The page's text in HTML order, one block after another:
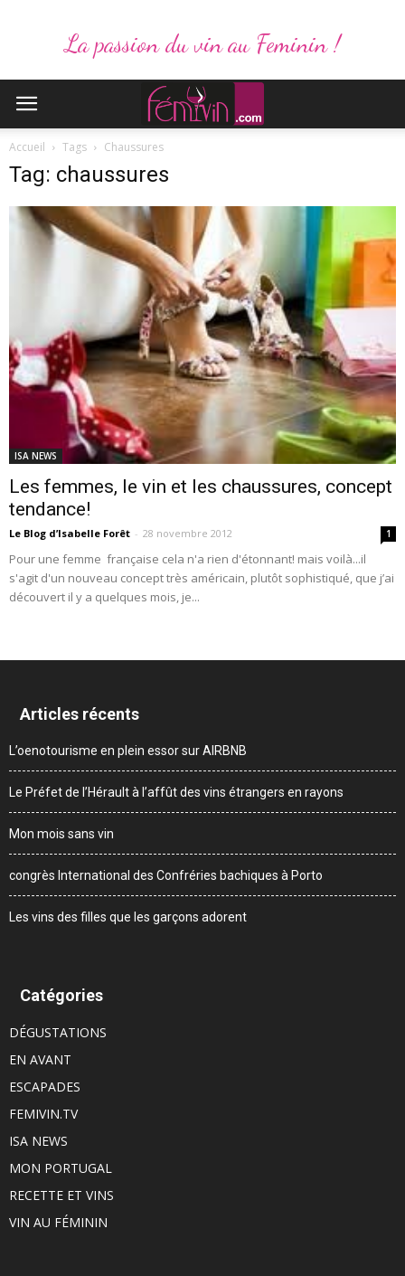
La passion du vin au Feminin !
Accueil Tags Chaussures
Tag: chaussures
ISA NEWS
Les femmes, le vin et les chaussures, concept
tendance!
Le Blog d’Isabelle Forêt - 28 novembre 2012 1
Pour une femme française cela n'a rien d'étonnant! mais voilà...il
s'agit d'un nouveau concept très américain, plutôt sophistiqué, que j’ai
découvert il y a quelques mois, je...
Articles récents
L’oenotourisme en plein essor sur AIRBNB
Le Préfet de l’Hérault à l’affût des vins étrangers en rayons
Mon mois sans vin
congrès International des Confréries bachiques à Porto
Les vins des filles que les garçons adorent
Catégories
DÉGUSTATIONS
EN AVANT
ESCAPADES
FEMIVIN.TV
ISA NEWS
MON PORTUGAL
RECETTE ET VINS
VIN AU FÉMININ